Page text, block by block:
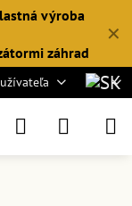
✕
výroba
záhrad